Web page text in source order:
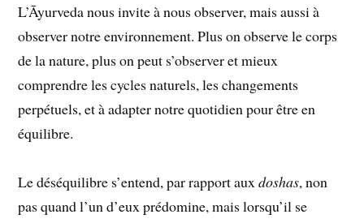
L’Āyurveda nous invite à nous observer, mais aussi à
observer notre environnement. Plus on observe le corps
de la nature, plus on peut s’observer et mieux
comprendre les cycles naturels, les changements
perpétuels, et à adapter notre quotidien pour être en
équilibre.
Le déséquilibre s’entend, par rapport auxdoshas, non
pas quand l’un d’eux prédomine, mais lorsqu’il se